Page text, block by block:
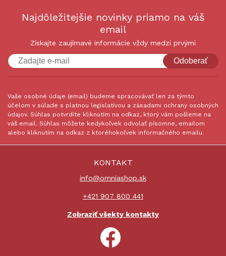
Najdôležitejšie novinky priamo na váš
email
Získajte zaujímavé informácie vždy medzi prvými
Odoberať
Vaše osobné údaje (email) budeme spracovávať len za týmto
účelom v súlade s platnou legislatívou a zásadami ochrany osobných
údajov. Súhlas potvrdíte kliknutím na odkaz, ktorý vám pošleme na
váš email. Súhlas môžete kedykoľvek odvolať písomne, emailom
alebo kliknutím na odkaz z ktoréhokoľvek informačného emailu.
KONTAKT
info@omniashop.sk
+421 907 800 441
Zobraziť všekty kontakty